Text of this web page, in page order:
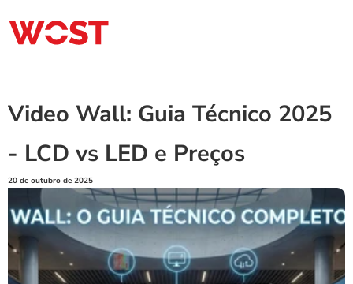
Video Wall: Guia Técnico 2025
- LCD vs LED e Preços
20 de outubro de 2025